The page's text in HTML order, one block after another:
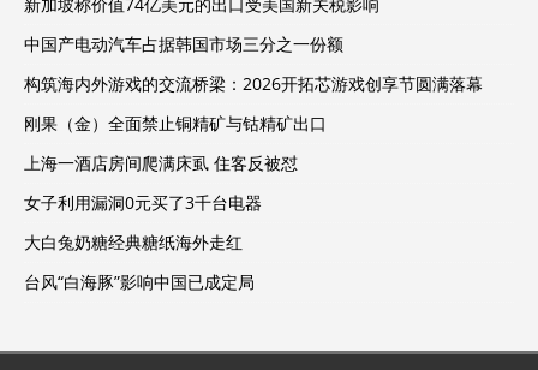
中国产电动汽车占据韩国市场三分之一份额
构筑海内外游戏的交流桥梁：2026开拓芯游戏创享节圆满落幕
刚果（金）全面禁止铜精矿与钴精矿出口
上海一酒店房间爬满床虱 住客反被怼
女子利用漏洞0元买了3千台电器
大白兔奶糖经典糖纸海外走红
台风“白海豚”影响中国已成定局